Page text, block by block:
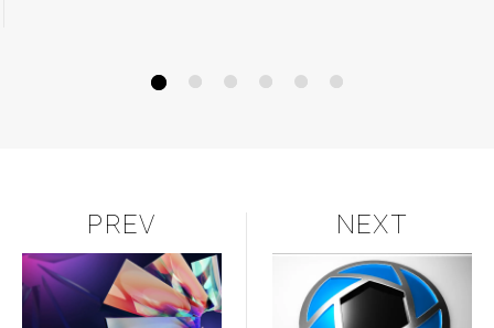
PREV NEXT